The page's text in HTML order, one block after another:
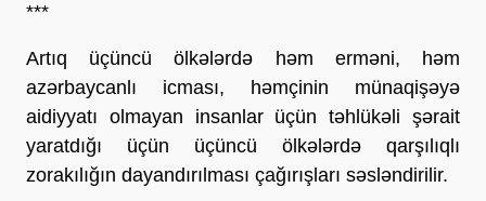
***
Artıq üçüncü ölkələrdə həm erməni, həm
azərbaycanlı icması, həmçinin münaqişəyə
aidiyyatı olmayan insanlar üçün təhlükəli şərait
yaratdığı üçün üçüncü ölkələrdə qarşılıqlı
zorakılığın dayandırılması çağırışları səsləndirilir.